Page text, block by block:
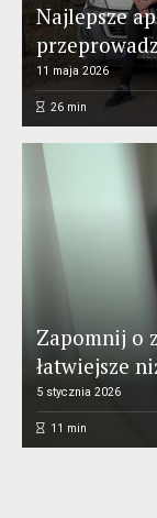
Najlepsze
11 maja 2026
26min
Zapomnij o
łatwiejsze
5 stycznia 2026
11 min